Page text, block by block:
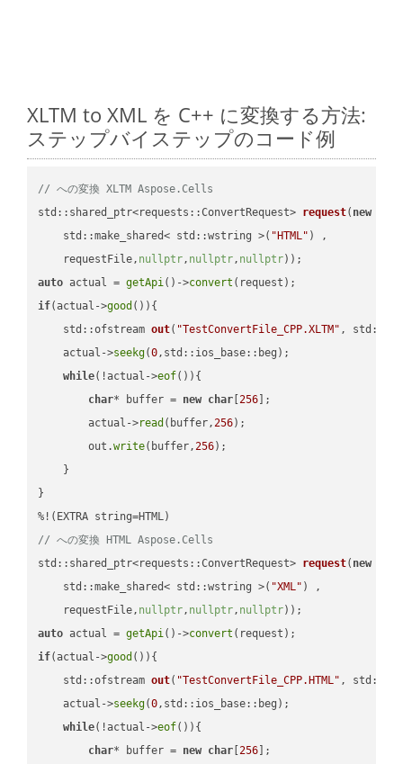
XLTM to XML を C++ に変換する方法:
ステップバイステップのコード例
// への変換 XLTM Aspose.Cells
std::shared_ptr<requests::ConvertRequest> request( new
    std::make_shared< std::wstring >(
"HTML" ) ,
    requestFile,
nullptr, nullptr, nullptr))
auto actual = getApi()->convert
if(actual->good ()){
std::ofstream out( "TestConvertFile_CPP.XLTM" ,
    actual->
seekg(0,std::ios_base::beg);
while(!actual->eof()){
char* buffer = new char [256 ];
        actual->
read (buffer,256);
        out.
write(buffer,256);
    }
}
// への変換 HTML Aspose.Cells
std::shared_ptr<requests::ConvertRequest> request( new
    std::make_shared< std::wstring >(
"XML" ) ,
    requestFile,
nullptr, nullptr, nullptr))
auto actual = getApi()->convert
if(actual->good ()){
std::ofstream out( "TestConvertFile_CPP.HTML" ,
    actual->
seekg(0,std::ios_base::beg);
while(!actual->eof()){
char* buffer = new char [256 ];